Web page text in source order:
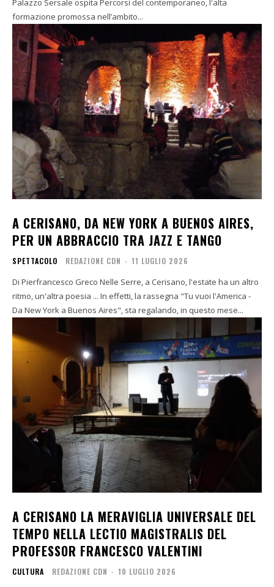
Palazzo Sersale ospita Percorsi del contemporaneo, l'alta
formazione promossa nell’ambito...
A CERISANO, DA NEW YORK A BUENOS AIRES,
PER UN ABBRACCIO TRA JAZZ E TANGO
SPETTACOLO REDAZIONE CDN - 11 LUGLIO 2026
Di Pierfrancesco Greco Nelle Serre, a Cerisano, l'estate ha un altro
ritmo, un'altra poesia ... In effetti, la rassegna "Tu vuoi l'America -
Da New York a Buenos Aires", sta regalando, in questo mese...
A CERISANO LA MERAVIGLIA UNIVERSALE DEL
TEMPO NELLA LECTIO MAGISTRALIS DEL
PROFESSOR FRANCESCO VALENTINI
CULTURA REDAZIONE CDN - 10 LUGLIO 2026